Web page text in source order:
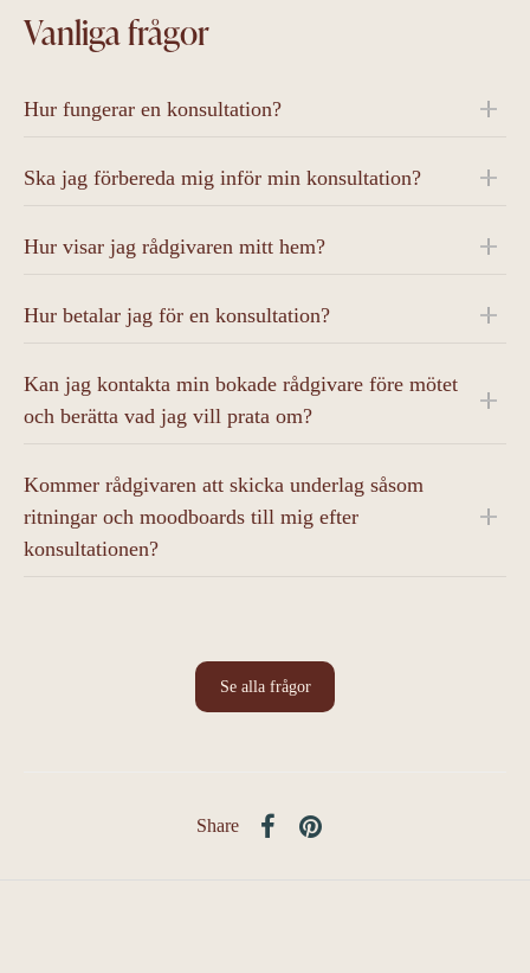
Vanliga frågor
Hur fungerar en konsultation?
Ska jag förbereda mig inför min konsultation?
Hur visar jag rådgivaren mitt hem?
Hur betalar jag för en konsultation?
Kan jag kontakta min bokade rådgivare före mötet
och berätta vad jag vill prata om?
Kommer rådgivaren att skicka underlag såsom
ritningar och moodboards till mig efter
konsultationen?
Se alla frågor
Share